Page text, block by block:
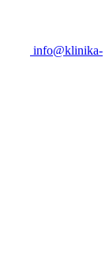
info@klinika-